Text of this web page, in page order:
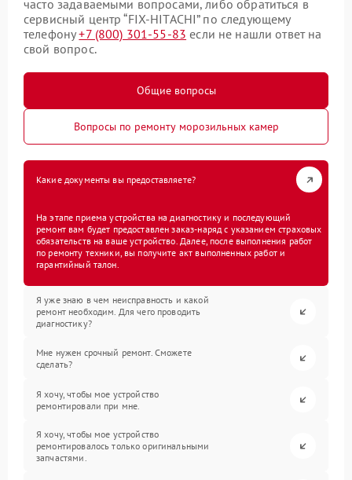
часто задаваемыми вопросами, либо обратиться в
сервисный центр “FIX-HITACHI” по следующему
телефону+7 (800) 301-55-83 если не нашли ответ на
свой вопрос.
Общие вопросы
Вопросы по ремонту морозильных камер
Какие документы вы предоставляете?
На этапе приема устройства на диагностику и последующий
ремонт вам будет предоставлен заказ-наряд с указанием страховых
обязательств на ваше устройство. Далее, после выполнения работ
по ремонту техники, вы получите акт выполненных работ и
гарантийный талон.
Я уже знаю в чем неисправность и какой
ремонт необходим. Для чего проводить
диагностику?
Мне нужен срочный ремонт. Сможете
сделать?
Я хочу, чтобы мое устройство
ремонтировали при мне.
Я хочу, чтобы мое устройство
ремонтировалось только оригинальными
запчастями.